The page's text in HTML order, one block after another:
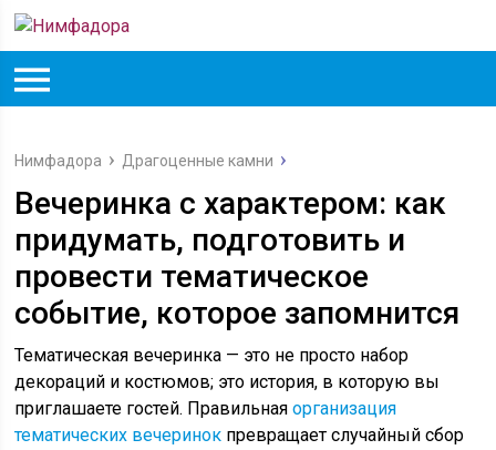
Нимфадора Драгоценные камни
Вечеринка с характером: как
придумать, подготовить и
провести тематическое
событие, которое запомнится
Тематическая вечеринка — это не просто набор
декораций и костюмов; это история, в которую вы
приглашаете гостей. Правильнаяорганизация
тематических вечеринок превращает случайный сбор